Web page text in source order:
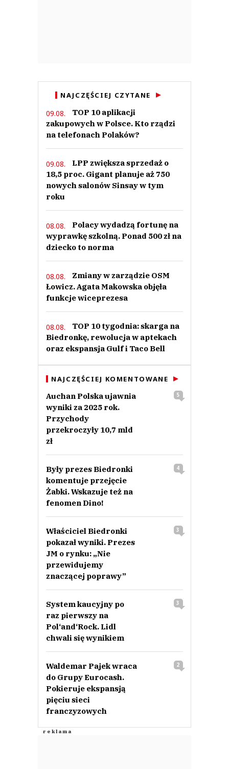
NAJCZĘŚCIEJ CZYTANE
09.08.
TOP 10 aplikacji
zakupowych w Polsce. Kto rządzi
na telefonach Polaków?
09.08.
LPP zwiększa sprzedaż o
18,5 proc. Gigant planuje aż 750
nowych salonów Sinsay w tym
roku
08.08.
Polacy wydadzą fortunę na
wyprawkę szkolną. Ponad 500 zł na
dziecko to norma
08.08.
Zmiany w zarządzie OSM
Łowicz. Agata Makowska objęła
funkcje wiceprezesa
08.08.
TOP 10 tygodnia: skarga na
Biedronkę, rewolucja w aptekach
oraz ekspansja Gulf i Taco Bell
NAJCZĘŚCIEJ KOMENTOWANE
Auchan Polska ujawnia
wyniki za 2025 rok.
Przychody
przekroczyły 10,7 mld
zł
5
Były prezes Biedronki
komentuje przejęcie
Żabki. Wskazuje też na
fenomen Dino!
4
Właściciel Biedronki
pokazał wyniki. Prezes
JM o rynku: „Nie
przewidujemy
znaczącej poprawy”
3
System kaucyjny po
raz pierwszy na
Pol‘and‘Rock. Lidl
chwali się wynikiem
3
Waldemar Pajek wraca
do Grupy Eurocash.
Pokieruje ekspansją
pięciu sieci
franczyzowych
2